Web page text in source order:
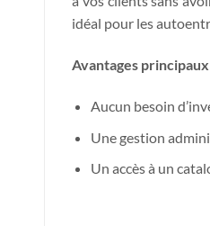
idéal pour les
Avantages
Aucun besoin
Une gestion
Un accès à un